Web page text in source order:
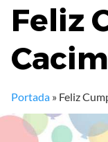
Feliz
Portada » Feliz